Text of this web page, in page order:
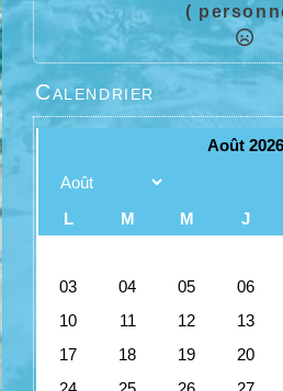
(
Calendrier